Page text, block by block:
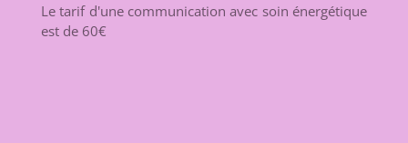
Le tarif d'une communication avec soin énergétique
est de 60€